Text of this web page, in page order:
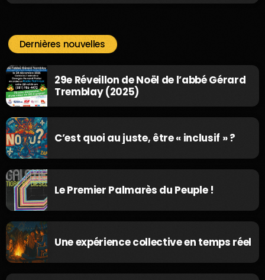
Dernières nouvelles
29e Réveillon de Noël de l’abbé Gérard
Tremblay (2025)
C’est quoi au juste, être « inclusif » ?
Le Premier Palmarès du Peuple !
Une expérience collective en temps réel